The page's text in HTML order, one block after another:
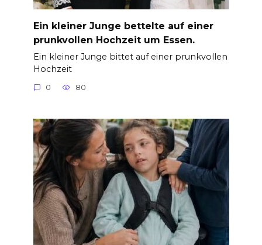
Ein kleiner Junge bettelte auf einer
prunkvollen Hochzeit um Essen.
Ein kleiner Junge bittet auf einer prunkvollen
Hochzeit
0 80